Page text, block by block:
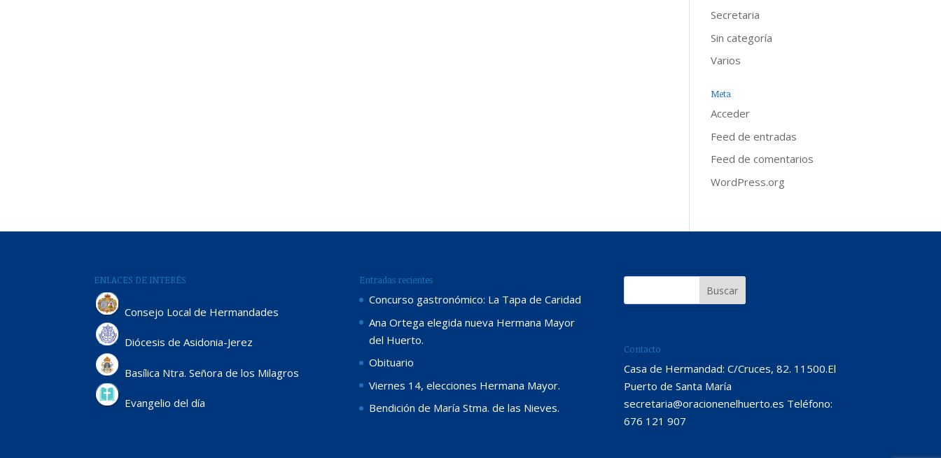
Secretaria
Sin categoría
Varios
Meta
Acceder
Feed de entradas
Feed de comentarios
WordPress.org
ENLACES DE INTERÉS
Consejo Local de Hermandades
Diócesis de Asidonia-Jerez
Basílica Ntra. Señora de los Milagros
Evangelio del día
Entradas recientes
Concurso gastronómico: La Tapa de Caridad
Ana Ortega elegida nueva Hermana Mayor
del Huerto.
Obituario
Viernes 14, elecciones Hermana Mayor.
Bendición de María Stma. de las Nieves.
Contacto
Casa de Hermandad: C/Cruces, 82. 11500.El
Puerto de Santa María
secretaria@oracionenelhuerto.es Teléfono:
676 121 907